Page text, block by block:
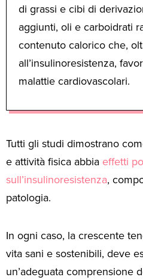
di grassi e cibi di
aggiunti, oli e carboidrati
contenuto calorico che,
all’insulinoresistenza,
malattie cardiovascolari.
Tutti gli studi dimostrano
e attività fisica abbia effetti
sull’insulinoresistenza,
patologia.
In ogni caso, la crescente
vita sani e sostenibili, deve
un’adeguata comprensione